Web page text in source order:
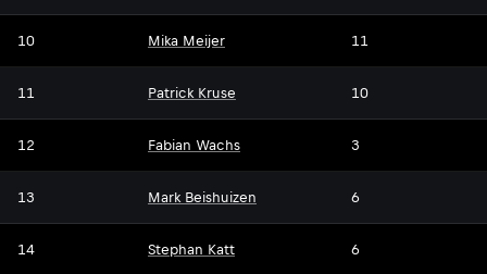
10 Mika Meijer 11
11 Patrick Kruse 10
12 Fabian Wachs 3
13 Mark Beishuizen 6
14 Stephan Katt 6